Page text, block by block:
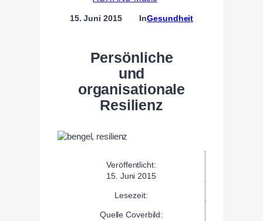
15. Juni 2015 InGesundheit
Persönliche
und
organisationale
Resilienz
Veröffentlicht:
15. Juni 2015
Lesezeit:
Quelle Coverbild: